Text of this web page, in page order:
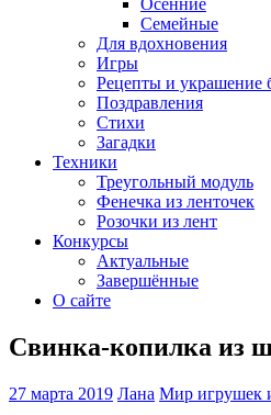
Осенние
Семейные
Для вдохновения
Игры
Рецепты и украшение
Поздравления
Стихи
Загадки
Техники
Треугольный модуль
Фенечка из ленточек
Розочки из лент
Конкурсы
Актуальные
Завершённые
О сайте
Свинка-копилка из
27 марта 2019 Лана Мир игрушек